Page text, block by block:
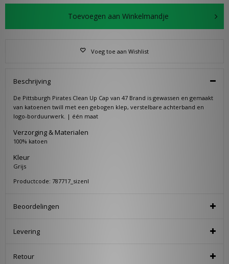
Toevoegen aan Winkelmandje
Voeg toe aan Wishlist
Beschrijving
De Pittsburgh Pirates Clean Up Cap van 47 Brand is gewassen en gemaakt
van katoenen twill met een gebogen klep, verstelbare achterband en
logo-borduurwerk. | één maat
Verzorging & Materialen
100% katoen
Kleur
Grijs
Productcode: 787717_sizenl
Beoordelingen
Levering
Retour